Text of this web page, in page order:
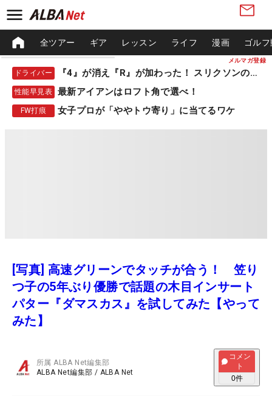
メルマガ登録
全ツアー ギア レッスン ライフ 漫画 ゴル
ドライバー 『4』が消え『R』が加わった！ スリクソンの新作
性能早見表 最新アイアンはロフト角で選べ！
FW打痕 女子プロが「ややトウ寄り」に当てるワケ
[写真] 高速グリーンでタッチが合う！ 笠り
つ子の5年ぶり優勝で話題の木目インサート
パター『ダマスカス』を試してみた【やって
みた】
所属ALBA Net編集部
ALBA Net編集部 / ALBA Net
コメン
ト
0件